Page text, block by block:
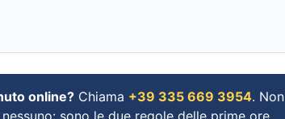
online? Chiama +39 335 669 3954. Non
sono le due regole delle prime ore.